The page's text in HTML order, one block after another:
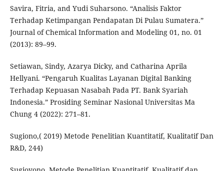
Savira, Fitria, and Yudi Suharsono. “Analisis Faktor
Terhadap Ketimpangan Pendapatan Di Pulau Sumatera.”
Journal of Chemical Information and Modeling 01, no. 01
(2013): 89–99.
Setiawan, Sindy, Azarya Dicky, and Catharina Aprila
Hellyani. “Pengaruh Kualitas Layanan Digital Banking
Terhadap Kepuasan Nasabah Pada PT. Bank Syariah
Indonesia.” Prosiding Seminar Nasional Universitas Ma
Chung 4 (2022): 271–81.
Sugiono,( 2019) Metode Penelitian Kuantitatif, Kualitatif Dan
R&D, 244)